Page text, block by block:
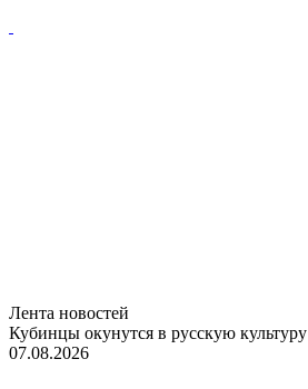
Лента новостей
Кубинцы окунутся в русскую культуру
07.08.2026